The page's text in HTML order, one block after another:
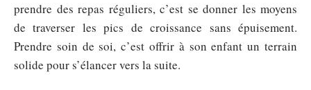
prendre des repas réguliers, c’est se donner les moyens
de traverser les pics de croissance sans épuisement.
Prendre soin de soi, c’est offrir à son enfant un terrain
solide pour s’élancer vers la suite.